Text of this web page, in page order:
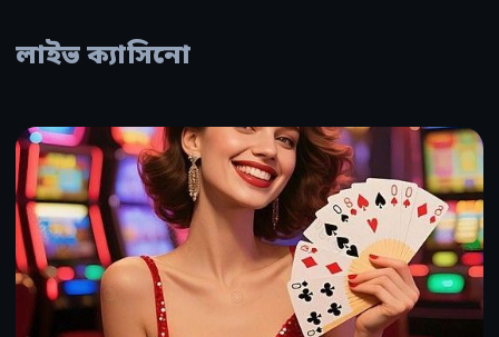
লাইভ ক্যাসিনো